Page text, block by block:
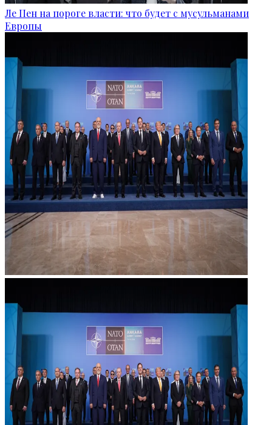
Ле Пен на пороге власти: что будет с мусульманами
Европы